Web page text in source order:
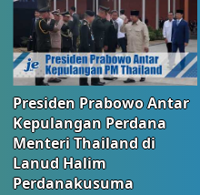
Presiden Prabowo Antar
Kepulangan Perdana
Menteri Thailand di
Lanud Halim
Perdanakusuma